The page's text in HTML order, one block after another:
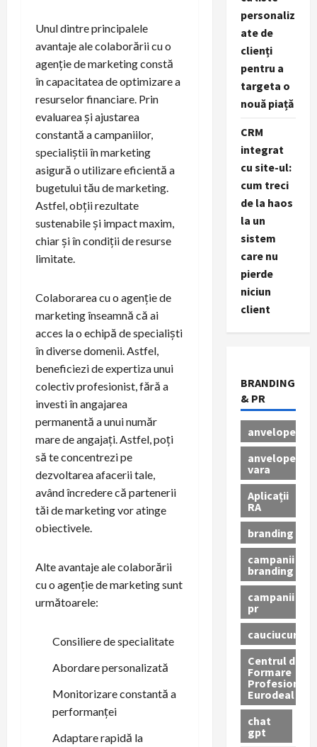
Unul dintre principalele
avantaje ale colaborării cu o
agenție de marketing constă
în capacitatea de optimizare a
resurselor financiare. Prin
evaluarea și ajustarea
constantă a campaniilor,
specialiștii în marketing
asigură o utilizare eficientă a
bugetului tău de marketing.
Astfel, obții rezultate
sustenabile și impact maxim,
chiar și în condiții de resurse
limitate.
Colaborarea cu o agenție de
marketing înseamnă că ai
acces la o echipă de specialiști
în diverse domenii. Astfel,
beneficiezi de expertiza unui
colectiv profesionist, fără a
investi în angajarea
permanentă a unui număr
mare de angajați. Astfel, poți
să te concentrezi pe
dezvoltarea afacerii tale,
având încredere că partenerii
tăi de marketing vor atinge
obiectivele.
Alte avantaje ale colaborării
cu o agenție de marketing sunt
următoarele:
Consiliere de specialitate
Abordare personalizată
Monitorizare constantă a
performanței
Adaptare rapidă la
personaliz
ate de
clienți
pentru a
targeta o
nouă piață
CRM
integrat
cu site-ul:
cum treci
de la haos
la un
sistem
care nu
pierde
niciun
client
BRANDING
& PR
anvelope
anvelope
vara
Aplicații
RA
branding
campanii
branding
campanii
pr
cauciucuri
Centrul de
Formare
Profesionala
Eurodeal
chat
gpt